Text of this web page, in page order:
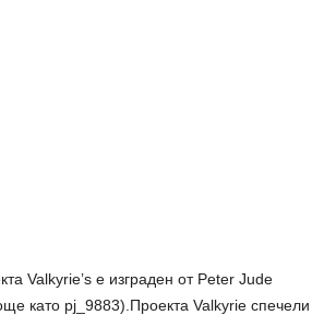
Valkyrie’s е изграден от Peter Jude
като pj_9883).Проекта Valkyrie спечели